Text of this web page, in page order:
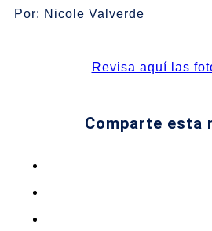
Por: Nicole Valverde
Revisa aquí las
Comparte esta